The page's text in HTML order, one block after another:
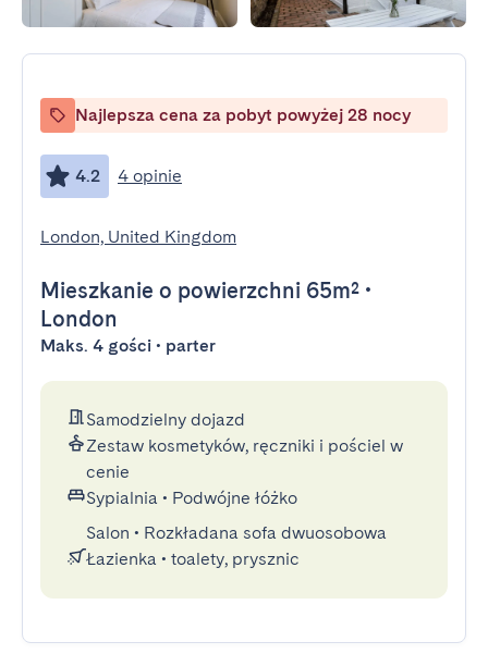
Najlepsza cena za pobyt powyżej 28 nocy
4.2 4 opinie
London, United Kingdom
Mieszkanie o powierzchni 65m² •
London
Maks. 4 gości • parter
Samodzielny dojazd
Zestaw kosmetyków, ręczniki i pościel w
cenie
Sypialnia • Podwójne łóżko
Salon • Rozkładana sofa dwuosobowa
Łazienka • toalety, prysznic